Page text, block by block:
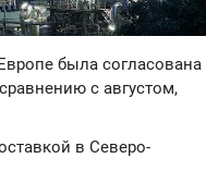
была согласована
с августом,
в Северо-